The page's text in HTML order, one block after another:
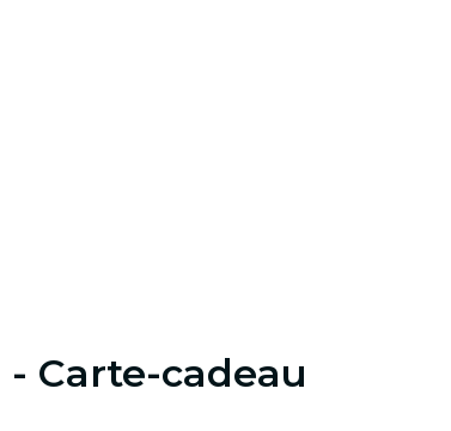
- Carte-cadeau